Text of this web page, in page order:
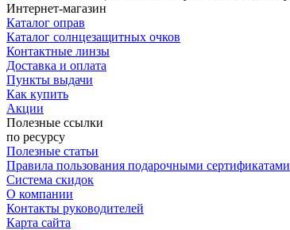
Интернет-магазин
Каталог оправ
Каталог солнцезащитных очков
Контактные линзы
Доставка и оплата
Пункты выдачи
Как купить
Акции
Полезные ссылки
по ресурсу
Полезные статьи
Правила пользования подарочными сертификатами
Система скидок
О компании
Контакты руководителей
Карта сайта